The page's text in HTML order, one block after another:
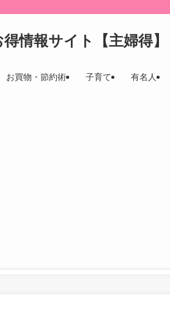
情報サイト【主婦得】
お買物・節約術 子育て 有名人